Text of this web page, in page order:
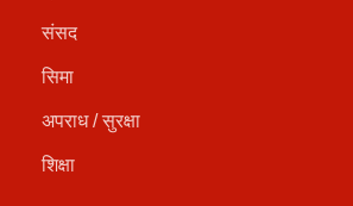
संसद
सिमा
अपराध / सुरक्षा
शिक्षा